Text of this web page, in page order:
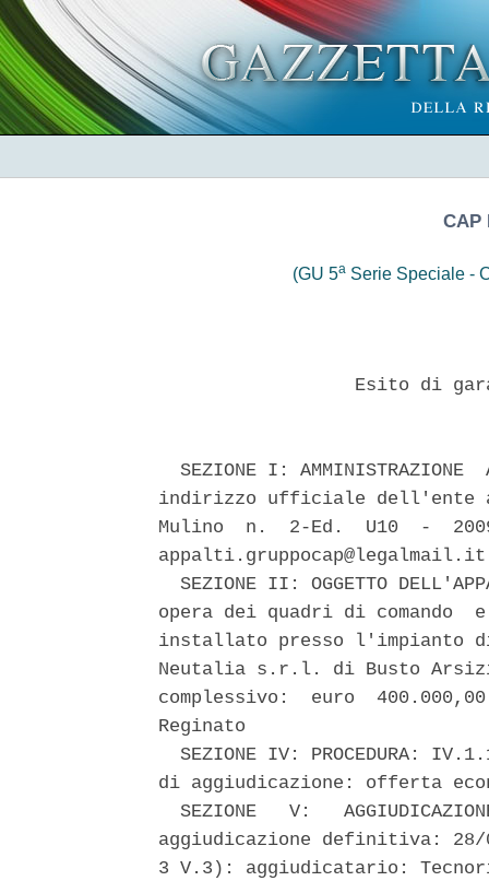
CAP
(GU 5a Serie Speciale -
Esito di
SEZIONE I: AMMINISTRAZIONE
indirizzo ufficiale dell'ente
Mulino  n.  2-Ed.  U10  -
SEZIONE II: OGGETTO
opera dei quadri di
installato presso l'impianto
Neutalia s.r.l. di Busto
complessivo:  euro
Reginato
SEZIONE IV: PROCEDURA:
di aggiudicazione: offerta
SEZIONE   V:
aggiudicazione definitiva: 28/
3 V.3): aggiudicatario: